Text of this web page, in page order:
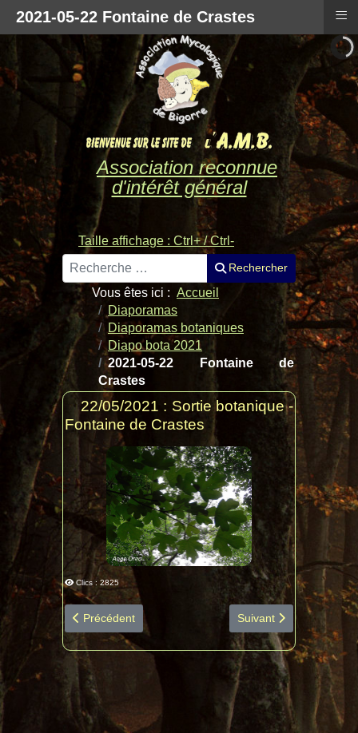
Association reconnue
d'intérêt général
Taille affichage : Ctrl+ / Ctrl-
Rechercher
Rechercher
Vous êtes ici : Accueil
Diaporamas
Diaporamas botaniques
Diapo bota 2021
2021-05-22 Fontaine de
Crastes
22/05/2021 : Sortie botanique -
Fontaine de Crastes
Clics : 2825
Article précédent : 2021-06-13 Le Tucou diapo espèces
Précédent Article suivant : 2021-
Suivant
2021-05-22 Fontaine de Crastes ≡